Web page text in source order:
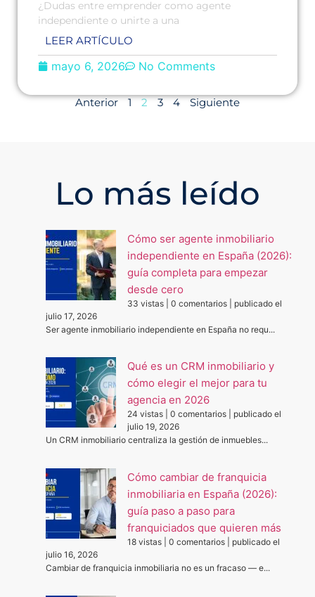
¿Dudas entre emprender como agente
independiente o unirte a una
LEER ARTÍCULO
mayo 6, 2026 No Comments
Anterior 1 2 3 4 Siguiente
Lo más leído
Cómo ser agente inmobiliario
independiente en España (2026):
guía completa para empezar
desde cero
33 vistas 0 comentarios
publicado el
julio 17, 2026
Ser agente inmobiliario independiente en España no requ...
Qué es un CRM inmobiliario y
cómo elegir el mejor para tu
agencia en 2026
24 vistas 0 comentarios
publicado el
julio 19, 2026
Un CRM inmobiliario centraliza la gestión de inmuebles...
Cómo cambiar de franquicia
inmobiliaria en España (2026):
guía paso a paso para
franquiciados que quieren más
18 vistas 0 comentarios
publicado el
julio 16, 2026
Cambiar de franquicia inmobiliaria no es un fracaso — e...